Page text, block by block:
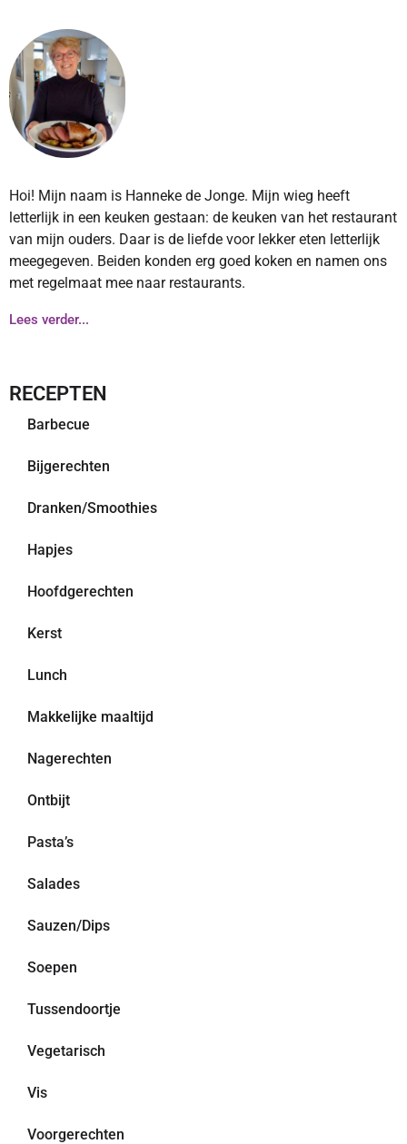
Hoi! Mijn naam is Hanneke de Jonge. Mijn wieg heeft
letterlijk in een keuken gestaan: de keuken van het restaurant
van mijn ouders. Daar is de liefde voor lekker eten letterlijk
meegegeven. Beiden konden erg goed koken en namen ons
met regelmaat mee naar restaurants.
Lees verder...
RECEPTEN
Barbecue
Bijgerechten
Dranken/Smoothies
Hapjes
Hoofdgerechten
Kerst
Lunch
Makkelijke maaltijd
Nagerechten
Ontbijt
Pasta’s
Salades
Sauzen/Dips
Soepen
Tussendoortje
Vegetarisch
Vis
Voorgerechten